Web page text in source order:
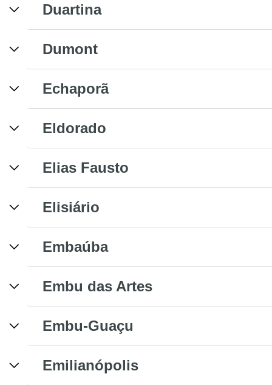
Duartina
Dumont
Echaporã
Eldorado
Elias Fausto
Elisiário
Embaúba
Embu das Artes
Embu-Guaçu
Emilianópolis